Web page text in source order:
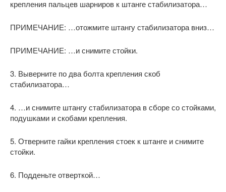
крепления пальцев шарниров к штанге стабилизатора…
ПРИМЕЧАНИЕ: …отожмите штангу стабилизатора вниз…
ПРИМЕЧАНИЕ: …и снимите стойки.
3. Выверните по два болта крепления скоб
стабилизатора…
4. …и снимите штангу стабилизатора в сборе со стойками,
подушками и скобами крепления.
5. Отверните гайки крепления стоек к штанге и снимите
стойки.
6. Подденьте отверткой…